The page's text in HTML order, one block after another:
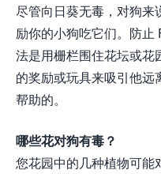
尽管向日葵无毒，对狗来
励你的小狗吃它们。防
法是用栅栏围住花坛或花
的奖励或玩具来吸引他
帮助的。
哪些花对狗有毒？
您花园中的几种植物可能